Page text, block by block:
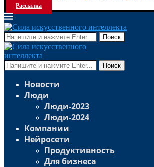
Рассылка
Поиск
Поиск
Новости
Люди
Люди-2023
Люди-2024
Компании
Нейросети
Продуктивность
Для бизнеса